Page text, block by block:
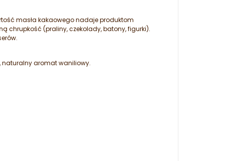
masła kakaowego nadaje produktom
chrupkość (praliny, czekolady, batony, figurki).
naturalny aromat waniliowy.